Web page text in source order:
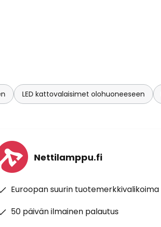
LED kattovalaisimet olohuoneeseen
Nettilamppu.fi
Euroopan suurin tuotemerkkivalikoima
50 päivän ilmainen palautus